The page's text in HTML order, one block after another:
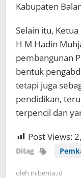
Kabupaten
Selain itu,
H M Hadin
pembangunan
bentuk
tetapi juga
pendidikan,
terpencil dan
Post Views:
Ditag
oleh iniberita.id